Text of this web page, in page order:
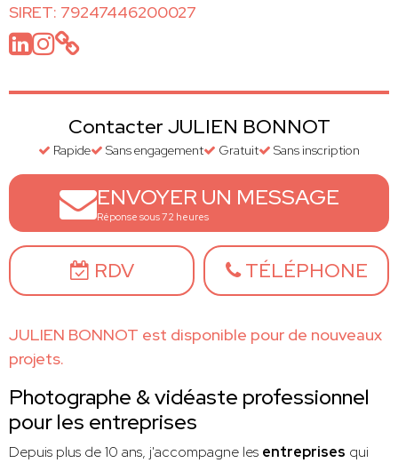
SIRET: 79247446200027
Contacter JULIEN BONNOT
Rapide Sans engagement Gratuit Sans inscription
ENVOYER UN MESSAGE
Réponse sous 72 heures
RDV TÉLÉPHONE
JULIEN BONNOT est disponible pour de nouveaux
projets.
Photographe & vidéaste professionnel
pour les entreprises
Depuis plus de 10 ans, j'accompagne les entreprises qui